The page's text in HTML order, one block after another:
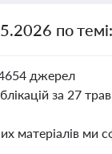
по
джерел
за 27
матеріалів ми